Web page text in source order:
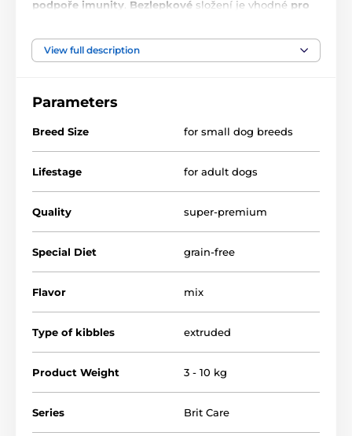
podpoře imunity Bezlepkové složení je vhodné pro
kompletním obsahem aminokyselin pro skvělou
kondici svalů a tkání.
Přednosti krmiva:
nervové soustavy a omezení působení stresů
View full description
Parameters
Breed Size for small dog breeds
Lifestage for adult dogs
Quality super-premium
Special Diet grain-free
Flavor mix
Type of kibbles extruded
Product Weight 3 - 10 kg
Series Brit Care